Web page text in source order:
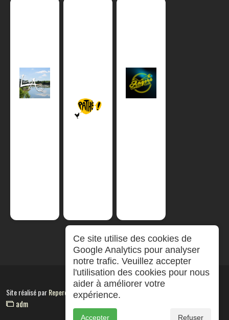
Site réalisé parRepereCom
adm
Ce site utilise des cookies de
Google Analytics pour analyser
notre trafic. Veuillez accepter
l'utilisation des cookies pour nous
aider à améliorer votre
expérience.
Accepter Refuser